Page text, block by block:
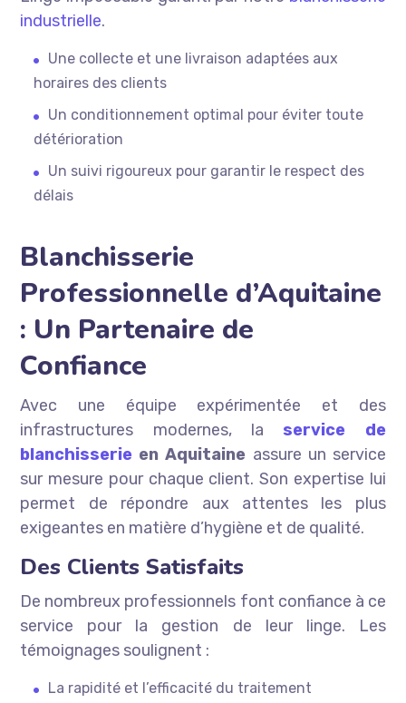
industrielle.
Une collecte et une livraison adaptées aux
horaires des clients
Un conditionnement optimal pour éviter toute
détérioration
Un suivi rigoureux pour garantir le respect des
délais
Blanchisserie
Professionnelle d’Aquitaine
: Un Partenaire de
Confiance
Avec une équipe expérimentée et des
infrastructures modernes, la service de
blanchisserie en Aquitaine assure un service
sur mesure pour chaque client. Son expertise lui
permet de répondre aux attentes les plus
exigeantes en matière d’hygiène et de qualité.
Des Clients Satisfaits
De nombreux professionnels font confiance à ce
service pour la gestion de leur linge. Les
témoignages soulignent :
La rapidité et l’efficacité du traitement